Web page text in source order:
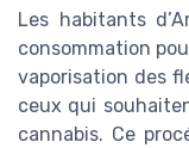
Les habitants
consommation
vaporisation des
ceux qui
cannabis. Ce